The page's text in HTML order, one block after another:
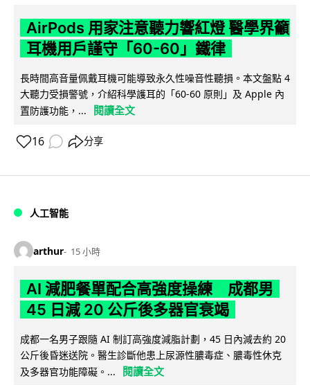
AirPods 用家注意聽力響紅燈 醫學界籲
耳機用戶謹守「60-60」鐵律
長時間高音量佩戴耳機可能導致永久性噪音性聽損。本文盤點 4
大聽力受損警號，介紹科學護耳的「60-60 原則」及 Apple 內
置防護功能，...
閱讀全文
16 分享
人工智能
arthur 15 小時
AI 減肥餐單配合高強度操練 成都男
45 日減 20 公斤後多器官衰竭
成都一名男子跟隨 AI 制訂高強度減脂計劃，45 日內減去約 20
公斤後昏迷送院。醫生診斷他患上尿源性膿毒症、膿毒性休克
及多器官功能障礙。...
閱讀全文